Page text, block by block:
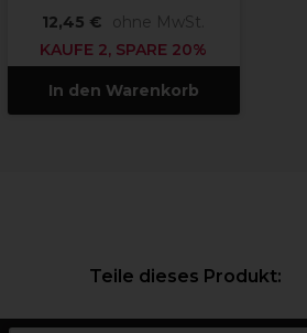
12,45 €
ohne MwSt.
KAUFE 2, SPARE 20%
In den Warenkorb
Teile dieses Produkt: